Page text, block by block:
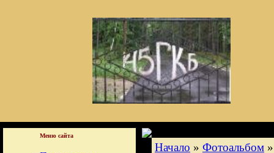
Меню сайта
Начало » Фотоальбом